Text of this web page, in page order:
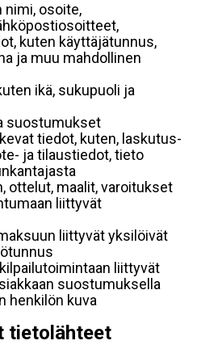
osoite,
kuten käyttäjätunnus,
ja muu mahdollinen
ikä, sukupuoli ja
suostumukset
tiedot, kuten, laskutus-
ja tilaustiedot, tieto
ottelut, maalit, varoitukset
liittyvät
liittyvät yksilöivät
liittyvät
suostumuksella
henkilön kuva
tietolähteet